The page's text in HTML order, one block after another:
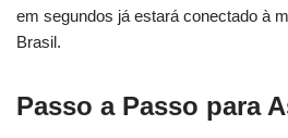
em segundos já estará conectado à
Brasil.
Passo a Passo para